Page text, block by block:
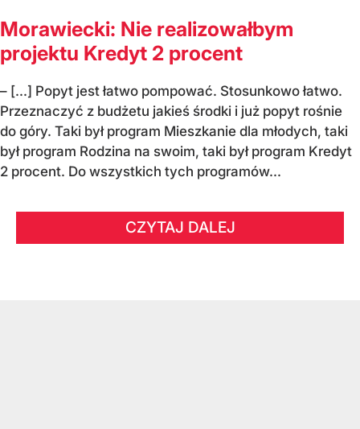
Morawiecki: Nie realizowałbym
projektu Kredyt 2 procent
– [...] Popyt jest łatwo pompować. Stosunkowo łatwo.
Przeznaczyć z budżetu jakieś środki i już popyt rośnie
do góry. Taki był program Mieszkanie dla młodych, taki
był program Rodzina na swoim, taki był program Kredyt
2 procent. Do wszystkich tych programów...
CZYTAJ DALEJ